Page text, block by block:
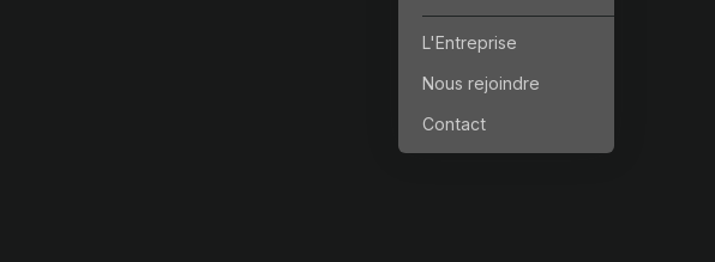
L'Entreprise
Nous rejoindre
Contact